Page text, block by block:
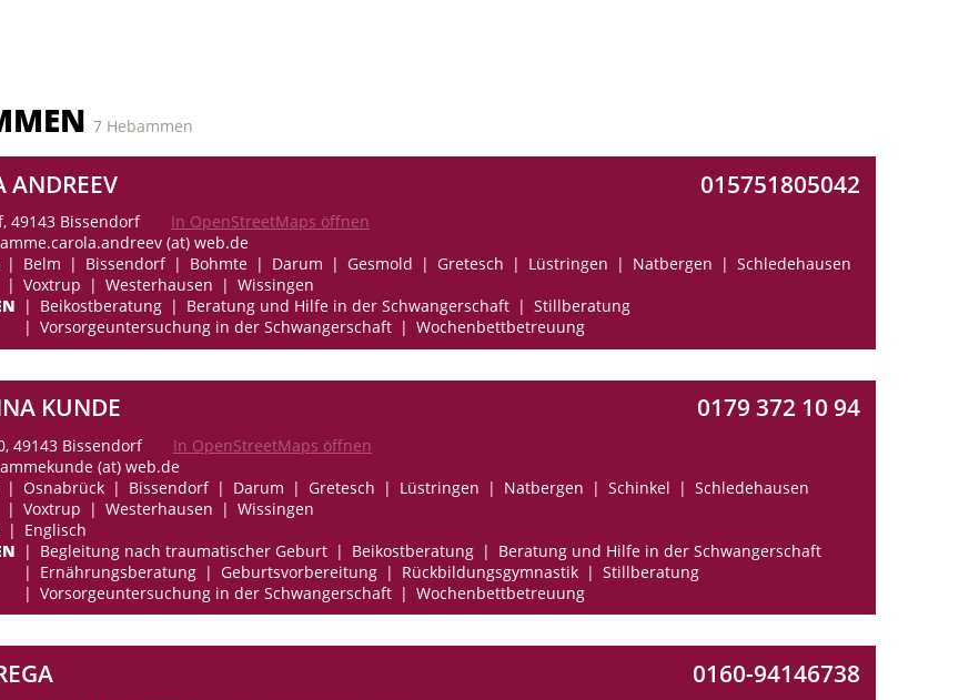
7 Hebammen
ANDREEV 015751805042
49143 Bissendorf
In OpenStreetMaps öffnen
(at) web.de
Belm Bissendorf Bohmte Darum Gesmold Gretesch Lüstringen Natbergen
Schledehausen
Voxtrup
Westerhausen
Wissingen
Beikostberatung Beratung und Hilfe in der Schwangerschaft
Stillberatung
Vorsorgeuntersuchung in der Schwangerschaft
Wochenbettbetreuung
KUNDE 0179 372 10 94
49143 Bissendorf
In OpenStreetMaps öffnen
(at) web.de
Osnabrück Bissendorf Darum Gretesch Lüstringen Natbergen Schinkel
Schledehausen
Voxtrup
Westerhausen
Wissingen
Englisch
Begleitung nach traumatischer Geburt Beikostberatung
Beratung und Hilfe in der Schwangerschaft
Ernährungsberatung
Geburtsvorbereitung Rückbildungsgymnastik
Stillberatung
Vorsorgeuntersuchung in der Schwangerschaft
Wochenbettbetreuung
0160-94146738